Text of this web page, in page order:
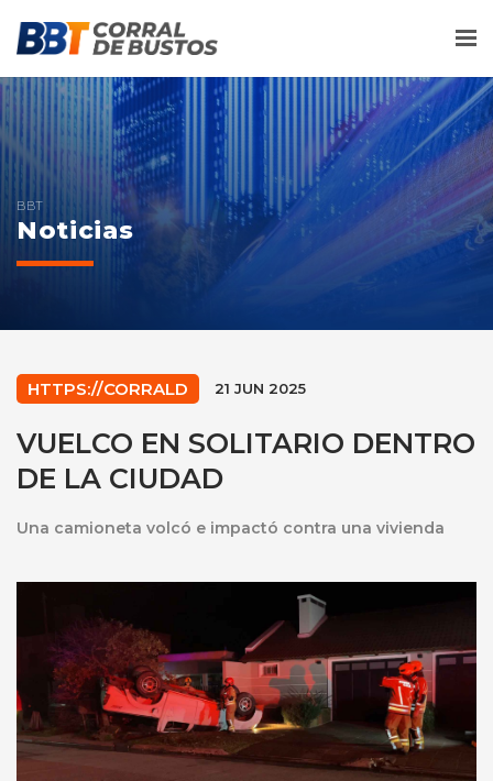
BBT
Noticias
HTTPS://CORRALD 21 JUN 2025
VUELCO EN SOLITARIO DENTRO
DE LA CIUDAD
Una camioneta volcó e impactó contra una vivienda